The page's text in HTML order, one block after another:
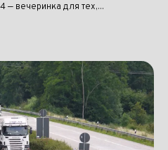
— вечеринка для тех,...